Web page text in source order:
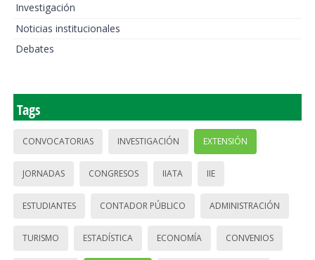
Investigación
Noticias institucionales
Debates
Tags
CONVOCATORIAS INVESTIGACIÓN EXTENSIÓN
JORNADAS CONGRESOS IIATA IIE
ESTUDIANTES CONTADOR PÚBLICO ADMINISTRACIÓN
TURISMO ESTADÍSTICA ECONOMÍA CONVENIOS